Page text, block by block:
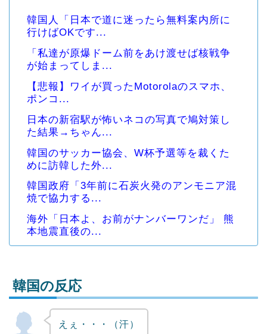
韓国人「日本で道に迷ったら無料案内所に
行けばOKです...
「私達が原爆ドーム前をあけ渡せば核戦争
が始まってしま...
【悲報】ワイが買ったMotorolaのスマホ、
ポンコ...
日本の新宿駅が怖いネコの写真で鳩対策し
た結果→ちゃん...
韓国のサッカー協会、W杯予選等を裁くた
めに訪韓した外...
韓国政府「3年前に石炭火発のアンモニア混
焼で協力する...
海外「日本よ、お前がナンバーワンだ」 熊
本地震直後の...
Powered by livedoor 相互RSS
韓国の反応
えぇ・・・（汗）